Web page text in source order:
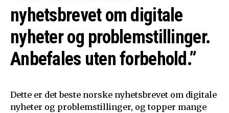
nyhetsbrevet om digitale
nyheter og problemstillinger.
Anbefales uten forbehold.”
Dette er det beste norske nyhetsbrevet om digitale
nyheter og problemstillinger, og topper mange